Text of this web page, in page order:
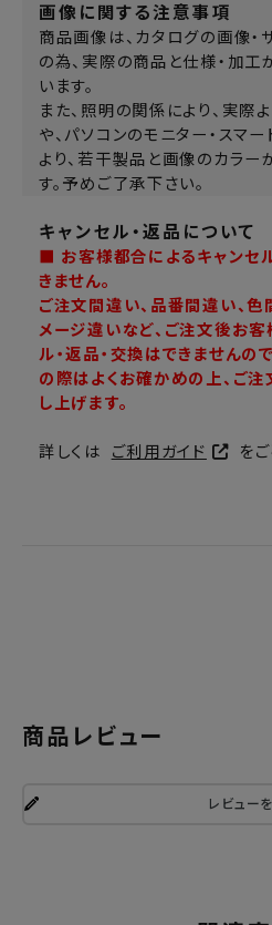
画像に関する注意事項
商品画像は、カタログの画像
の為、実際の商品と仕様・加
います。
また、照明の関係により、実際
や、パソコンのモニター・スマ
より、若干製品と画像のカラ
す。予めご了承下さい。
キャンセル・返品について
■ お客様都合によるキャンセ
きません。
ご注文間違い、品番間違い、色
メージ違いなど、ご注文後お
ル・返品・交換はできませんの
の際はよくお確かめの上、ご
し上げます。
詳しくは ご利用ガイド を
商品レビュー
レビュー